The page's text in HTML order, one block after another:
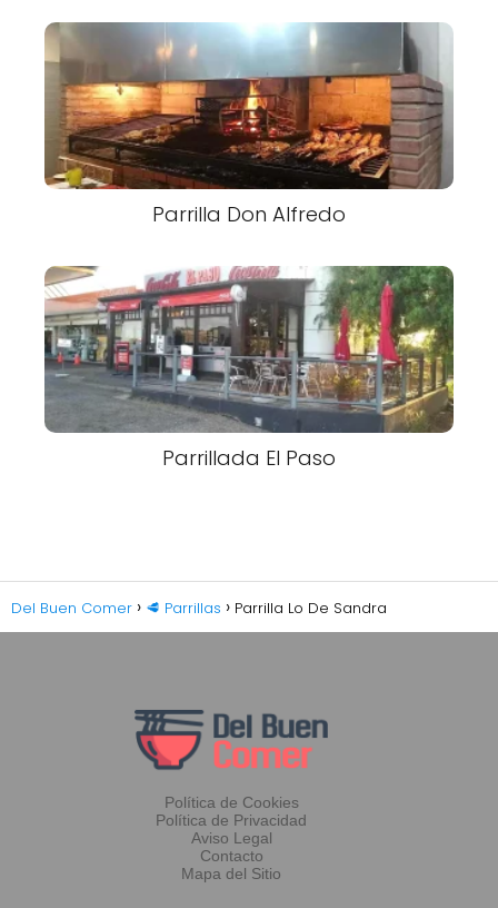
Parrilla Don Alfredo
Parrillada El Paso
Del Buen Comer 🥩 Parrillas Parrilla Lo De Sandra
Política de Cookies
Política de Privacidad
Aviso Legal
Contacto
Mapa del Sitio